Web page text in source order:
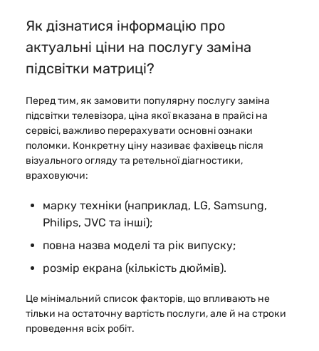
Як дізнатися інформацію про
актуальні ціни на послугу заміна
підсвітки матриці?
Перед тим, як замовити популярну послугу заміна
підсвітки телевізора, ціна якої вказана в прайсі на
сервісі, важливо перерахувати основні ознаки
поломки. Конкретну ціну називає фахівець після
візуального огляду та ретельної діагностики,
враховуючи:
марку техніки (наприклад, LG, Samsung,
Philips, JVC та інші);
повна назва моделі та рік випуску;
розмір екрана (кількість дюймів).
Це мінімальний список факторів, що впливають не
тільки на остаточну вартість послуги, але й на строки
проведення всіх робіт.